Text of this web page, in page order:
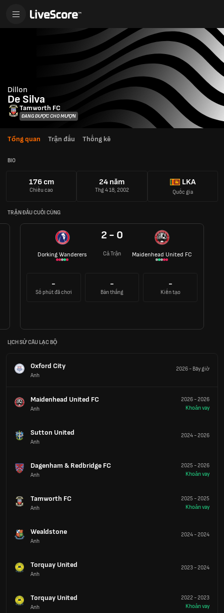
Dillon
De Silva
Tamworth FC
ĐANG ĐƯỢC CHO MƯỢN
Tổng quan Trận đấu Thống kê
BIO
176 cm
Chiều cao
24 năm
Thg 4 18, 2002
LKA
Quốc gia
TRẬN ĐẤU CUỐI CÙNG
Dorking Wanderers
2 - 0
Cả Trận Maidenhead United FC
-
Số phút đã chơi
-
Bàn thắng
-
Kiến tạo
LỊCH SỬ CÂU LẠC BỘ
Oxford City
Anh
2026- Bây giờ
Maidenhead United FC
Anh
2026-2026
Khoản vay
Sutton United
Anh
2024-2026
Dagenham & Redbridge FC
Anh
2025 -2026
Khoản vay
Tamworth FC
Anh
2025 -2025
Khoản vay
Wealdstone
Anh
2024-2024
Torquay United
Anh
2023-2024
Torquay United
Anh
2022-2023
Khoản vay